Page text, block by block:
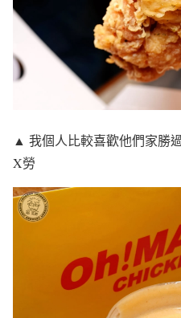
▲ 我個人比較喜歡他們家勝
X勞